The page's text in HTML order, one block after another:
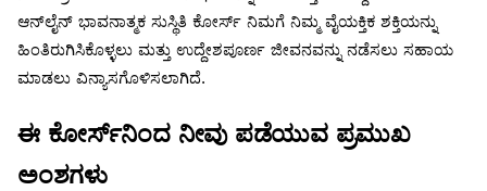
ಆನ್ಲೈನ್ ಭಾವನಾತ್ಮಕ ಸುಸ್ಥಿತಿ ಕೋರ್ಸ್ ನಿಮಗೆ ನಿಮ್ಮ ವೈಯಕ್ತಿಕ ಶಕ್ತಿಯನ್ನು
ಹಿಂತಿರುಗಿಸಿಕೊಳ್ಳಲು ಮತ್ತು ಉದ್ದೇಶಪೂರ್ಣ ಜೀವನವನ್ನು ನಡೆಸಲು ಸಹಾಯ
ಮಾಡಲು ವಿನ್ಯಾಸಗೊಳಿಸಲಾಗಿದೆ.
ಈ ಕೋರ್ಸ್ನಿಂದ ನೀವು ಪಡೆಯುವ ಪ್ರಮುಖ
ಅಂಶಗಳು